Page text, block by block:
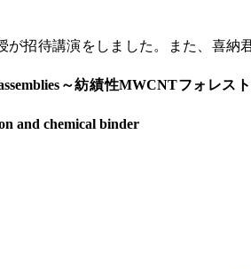
招待講演をしました。また、喜納
～紡績性MWCNTフォレス
and chemical binder